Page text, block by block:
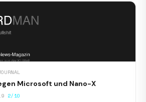
Microsoft und Nano-X
2/10